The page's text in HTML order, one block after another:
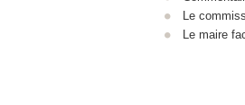
Le
Le maire